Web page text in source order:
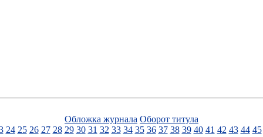
Обложка журнала Оборот титула
24 25 26 27 28 29 30 31 32 33 34 35 36 37 38 39 40 41 42 43 44 45